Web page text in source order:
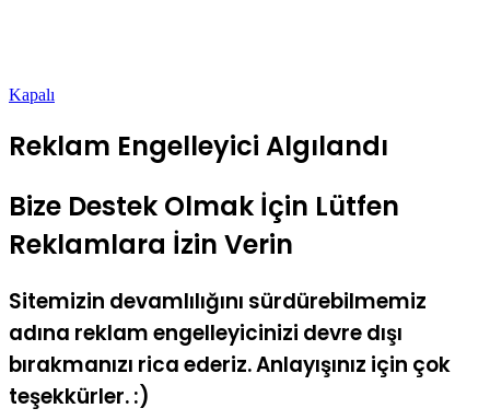
Kapalı
Reklam Engelleyici Algılandı
Bize Destek Olmak İçin Lütfen
Reklamlara İzin Verin
Sitemizin devamlılığını sürdürebilmemiz
adına reklam engelleyicinizi devre dışı
bırakmanızı rica ederiz. Anlayışınız için çok
teşekkürler. :)